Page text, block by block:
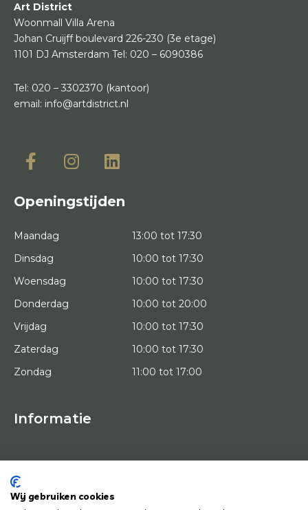
Art District
Woonmall Villa Arena
Johan Cruijff boulevard 226-230 (3e etage)
1101 DJ Amsterdam Tel: 020 – 6090386
Tel: 020 – 3302370 (kantoor)
email: info@artdistrict.nl
Openingstijden
Maandag
13:00 tot 17:30
Dinsdag
10:00 tot 17:30
Woensdag
10:00 tot 17:30
Donderdag
10:00 tot 20:00
Vrijdag
10:00 tot 17:30
Zaterdag
10:00 tot 17:30
Zondag
11:00 tot 17:00
Informatie
HOME
KUNSTENAARS
Wij gebruiken cookies